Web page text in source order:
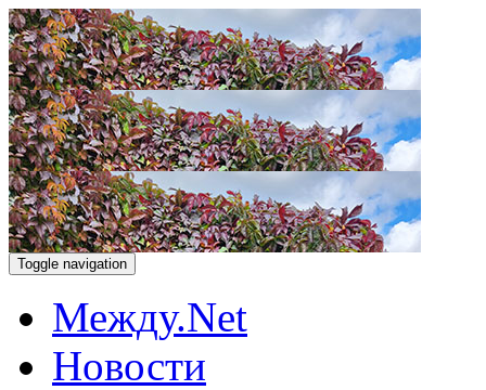
Toggle navigation
Между.Net
Новости